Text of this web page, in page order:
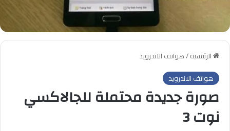
الرئيسية/هواتف الاندرويد
هواتف الاندرويد
صورة جديدة محتملة للجالاكسي
نوت 3